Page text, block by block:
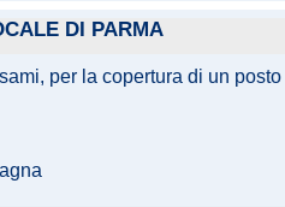
DI PARMA
per la copertura di un